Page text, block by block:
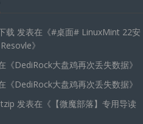
载 发表在《#桌面# LinuxMint 22安
》
《DediRock大盘鸡再次丢失数据》
《DediRock大盘鸡再次丢失数据》
发表在《 【微魔部落】专用导读